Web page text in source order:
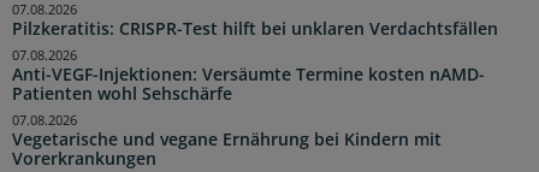
Pilzkeratitis: CRISPR-Test hilft bei unklaren Verdachtsfällen
07.08.2026
Anti-VEGF-Injektionen: Versäumte Termine kosten nAMD-
Patienten wohl Sehschärfe
07.08.2026
Vegetarische und vegane Ernährung bei Kindern mit
Vorerkrankungen
07.08.2026